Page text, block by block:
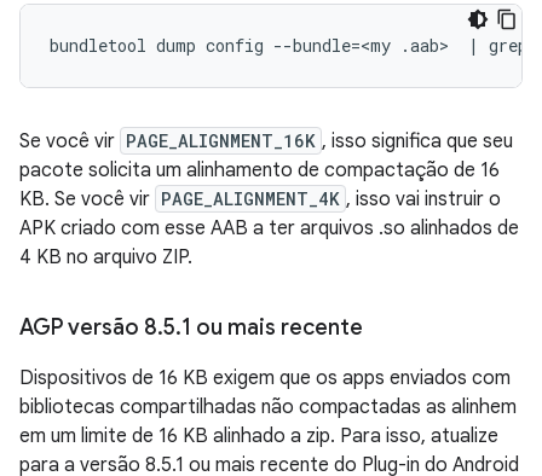
bundletool dump config --bundle=<my .aab> | grep
Se você vir PAGE_ALIGNMENT_16K , isso significa que seu
pacote solicita um alinhamento de compactação de 16
KB. Se você vir PAGE_ALIGNMENT_4K , isso vai instruir o
APK criado com esse AAB a ter arquivos .so alinhados de
4 KB no arquivo ZIP.
AGP versão 8.5.1 ou mais recente
Dispositivos de 16 KB exigem que os apps enviados com
bibliotecas compartilhadas não compactadas as alinhem
em um limite de 16 KB alinhado a zip. Para isso, atualize
para a versão 8.5.1 ou mais recente do Plug-in do Android